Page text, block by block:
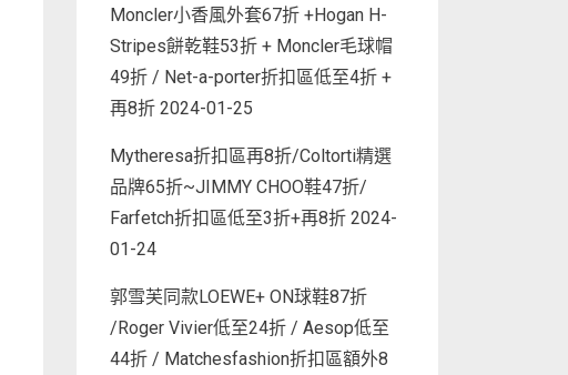
Moncler小香風外套67折 +Hogan H-
Stripes餅乾鞋53折 + Moncler毛球帽
49折 / Net-a-porter折扣區低至4折 +
再8折 2024-01-25
Mytheresa折扣區再8折/Coltorti精選
品牌65折~JIMMY CHOO鞋47折/
Farfetch折扣區低至3折+再8折 2024-
01-24
郭雪芙同款LOEWE+ ON球鞋87折
/Roger Vivier低至24折 / Aesop低至
44折 / Matchesfashion折扣區額外8